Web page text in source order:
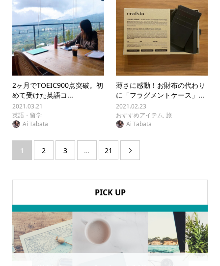
2ヶ月でTOEIC900点突破。初
めて受けた英語コ...
2021.03.21
英語・留学
Ai Tabata
薄さに感動！お財布の代わり
に「フラグメントケース」...
2021.02.23
おすすめアイテム,旅
Ai Tabata
1 2 3 … 21 
PICK UP